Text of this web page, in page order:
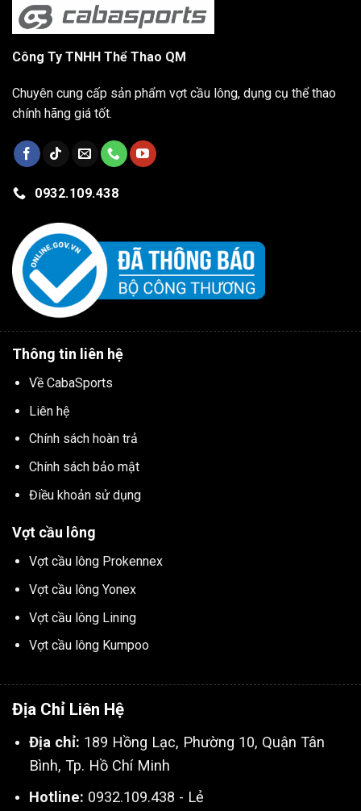
Công Ty TNHH Thể Thao QM
Chuyên cung cấp sản phẩm vợt cầu lông, dụng cụ thể thao
chính hãng giá tốt.
0932.109.438
Thông tin liên hệ
Về CabaSports
Liên hệ
Chính sách hoàn trả
Chính sách bảo mật
Điều khoản sử dụng
Vợt cầu lông
Vợt cầu lông Prokennex
Vợt cầu lông Yonex
Vợt cầu lông Lining
Vợt cầu lông Kumpoo
Địa Chỉ Liên Hệ
Địa chỉ: 189 Hồng Lạc, Phường 10, Quận Tân
Bình, Tp. Hồ Chí Minh
Hotline: 0932.109.438 - Lẻ